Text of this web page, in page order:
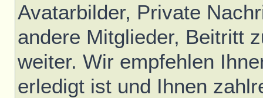
Avatarbilder, Private
andere Mitglieder, Beitritt
weiter. Wir empfehlen
erledigt ist und Ihnen